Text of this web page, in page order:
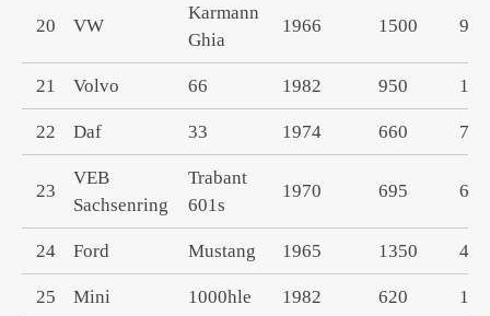
20 VW
Karmann
Ghia
1966 1500 900
21 Volvo 66 1982 950
22 Daf 33 1974 660 749
23
VEB
Sachsenring
Trabant
601s
1970 695 600
24 Ford Mustang 1965 1350
25 Mini 1000hle 1982 620